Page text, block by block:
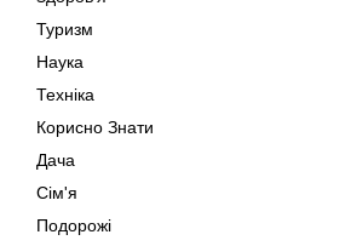
Туризм
Наука
Техніка
Корисно Знати
Дача
Сім'я
Подорожі